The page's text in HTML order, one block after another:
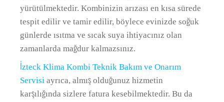
yürütülmektedir. Kombinizin arızası en kısa sürede
tespit edilir ve tamir edilir, böylece evinizde soğuk
günlerde ısıtma ve sıcak suya ihtiyacınız olan
zamanlarda mağdur kalmazsınız.
İzteck Klima Kombi Teknik Bakım ve Onarım
Servisi ayrıca, almış olduğunuz hizmetin
karşılığında sizlere fatura kesebilmektedir. Bu da